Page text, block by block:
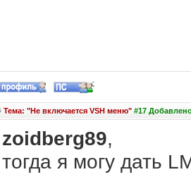
Тема: "Не включается VSH меню"#17
zoidberg89,
тогда я могу дать